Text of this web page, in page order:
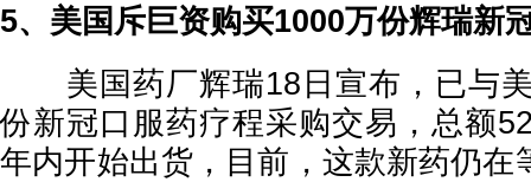
5、美国斥巨资购买1000万份辉瑞新
美国药厂辉瑞18日宣布，已与美
份新冠口服药疗程采购交易，总额
年内开始出货，目前，这款新药仍在